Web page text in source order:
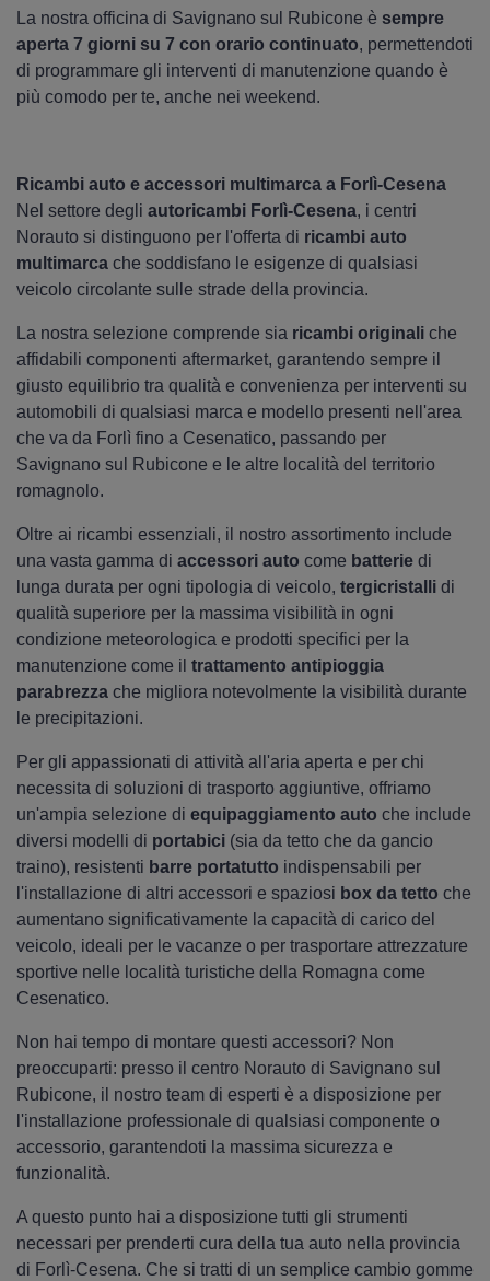
La nostra officina di Savignano sul Rubicone è sempre
aperta 7 giorni su 7 con orario continuato, permettendoti
di programmare gli interventi di manutenzione quando è
più comodo per te, anche nei weekend.
Ricambi auto e accessori multimarca a Forlì-Cesena
Nel settore degli autoricambi Forlì-Cesena, i centri
Norauto si distinguono per l'offerta di ricambi auto
multimarca che soddisfano le esigenze di qualsiasi
veicolo circolante sulle strade della provincia.
La nostra selezione comprende sia ricambi originali che
affidabili componenti aftermarket, garantendo sempre il
giusto equilibrio tra qualità e convenienza per interventi su
automobili di qualsiasi marca e modello presenti nell'area
che va da Forlì fino a Cesenatico, passando per
Savignano sul Rubicone e le altre località del territorio
romagnolo.
Oltre ai ricambi essenziali, il nostro assortimento include
una vasta gamma di accessori auto come batterie di
lunga durata per ogni tipologia di veicolo, tergicristalli di
qualità superiore per la massima visibilità in ogni
condizione meteorologica e prodotti specifici per la
manutenzione come il trattamento antipioggia
parabrezza che migliora notevolmente la visibilità durante
le precipitazioni.
Per gli appassionati di attività all'aria aperta e per chi
necessita di soluzioni di trasporto aggiuntive, offriamo
un'ampia selezione di equipaggiamento auto che include
diversi modelli di portabici (sia da tetto che da gancio
traino), resistenti barre portatutto indispensabili per
l'installazione di altri accessori e spaziosi box da tetto che
aumentano significativamente la capacità di carico del
veicolo, ideali per le vacanze o per trasportare attrezzature
sportive nelle località turistiche della Romagna come
Cesenatico.
Non hai tempo di montare questi accessori? Non
preoccuparti: presso il centro Norauto di Savignano sul
Rubicone, il nostro team di esperti è a disposizione per
l'installazione professionale di qualsiasi componente o
accessorio, garantendoti la massima sicurezza e
funzionalità.
A questo punto hai a disposizione tutti gli strumenti
necessari per prenderti cura della tua auto nella provincia
di Forlì-Cesena. Che si tratti di un semplice cambio gomme